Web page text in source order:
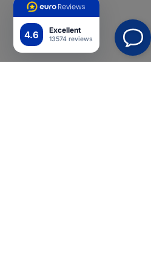
4.6 Excellent
13574 reviews